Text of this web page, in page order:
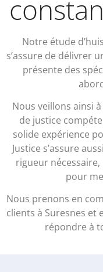
Notre étude
s’assure de délivrer
présente des
Nous veillons ainsi
de justice
solide expérience
Justice s’assure
rigueur
pour
Nous prenons en
clients à Suresnes et
répondre à